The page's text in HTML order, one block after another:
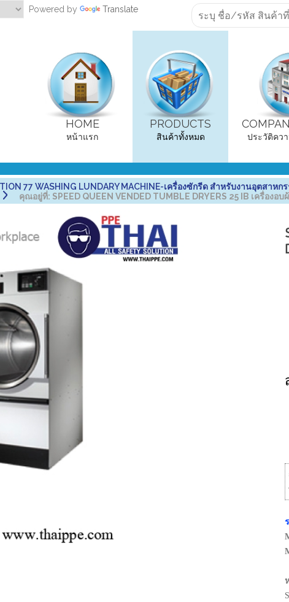
Powered by Translate
HOME
หน้าแรก
PRODUCTS
สินค้าทั้งหมด ประวัติคว
77 WASHING LUNDARY MACHINE-เครื่องซักรีด สำหรับงานอุตสาหก
คุณอยู่ที่: SPEED QUEEN VENDED TUMBLE DRYERS 25 IB เครื่องอบ